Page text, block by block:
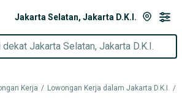
Jakarta Selatan, Jakarta D.K.I.
dekat Jakarta Selatan, Jakarta D.K.I.
Kerja / Lowongan Kerja dalam Jakarta D.K.I. /